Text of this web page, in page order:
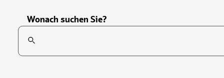
Wonach suchen Sie?
Suchfeld